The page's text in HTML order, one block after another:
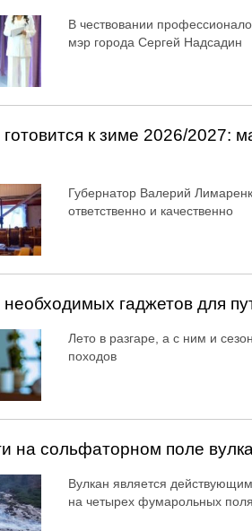
В чествовании
мэр города Сергей Надсадин
к зиме 2026/2027:
Губернатор Валерий
ответственно и качественно
гаджетов для
Лето в разгаре, а с ним и
походов
на сольфаторном поле
Вулкан является
на четырех фумарольных